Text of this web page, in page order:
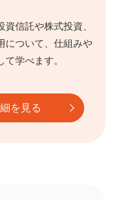
信託や株式投資、
について、仕組みや
学べます。
を見る